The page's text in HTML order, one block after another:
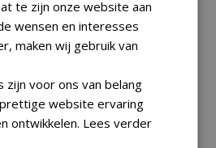
ligt er nieuw op de
28-04-2025 290 sec
te zijn onze website aan
wensen en interesses
maken wij gebruik van
zijn voor ons van belang
website ervaring
ontwikkelen. Lees verder